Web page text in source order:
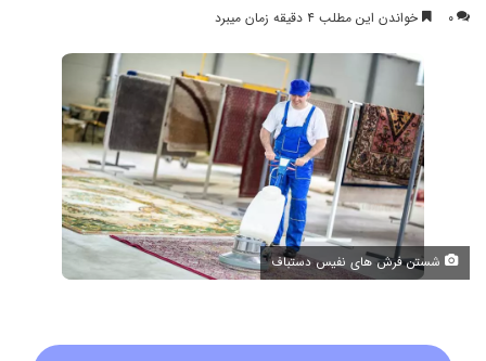
۰ خواندن این مطلب ۴ دقیقه زمان میبرد
شستن فرش های نفیس دستباف